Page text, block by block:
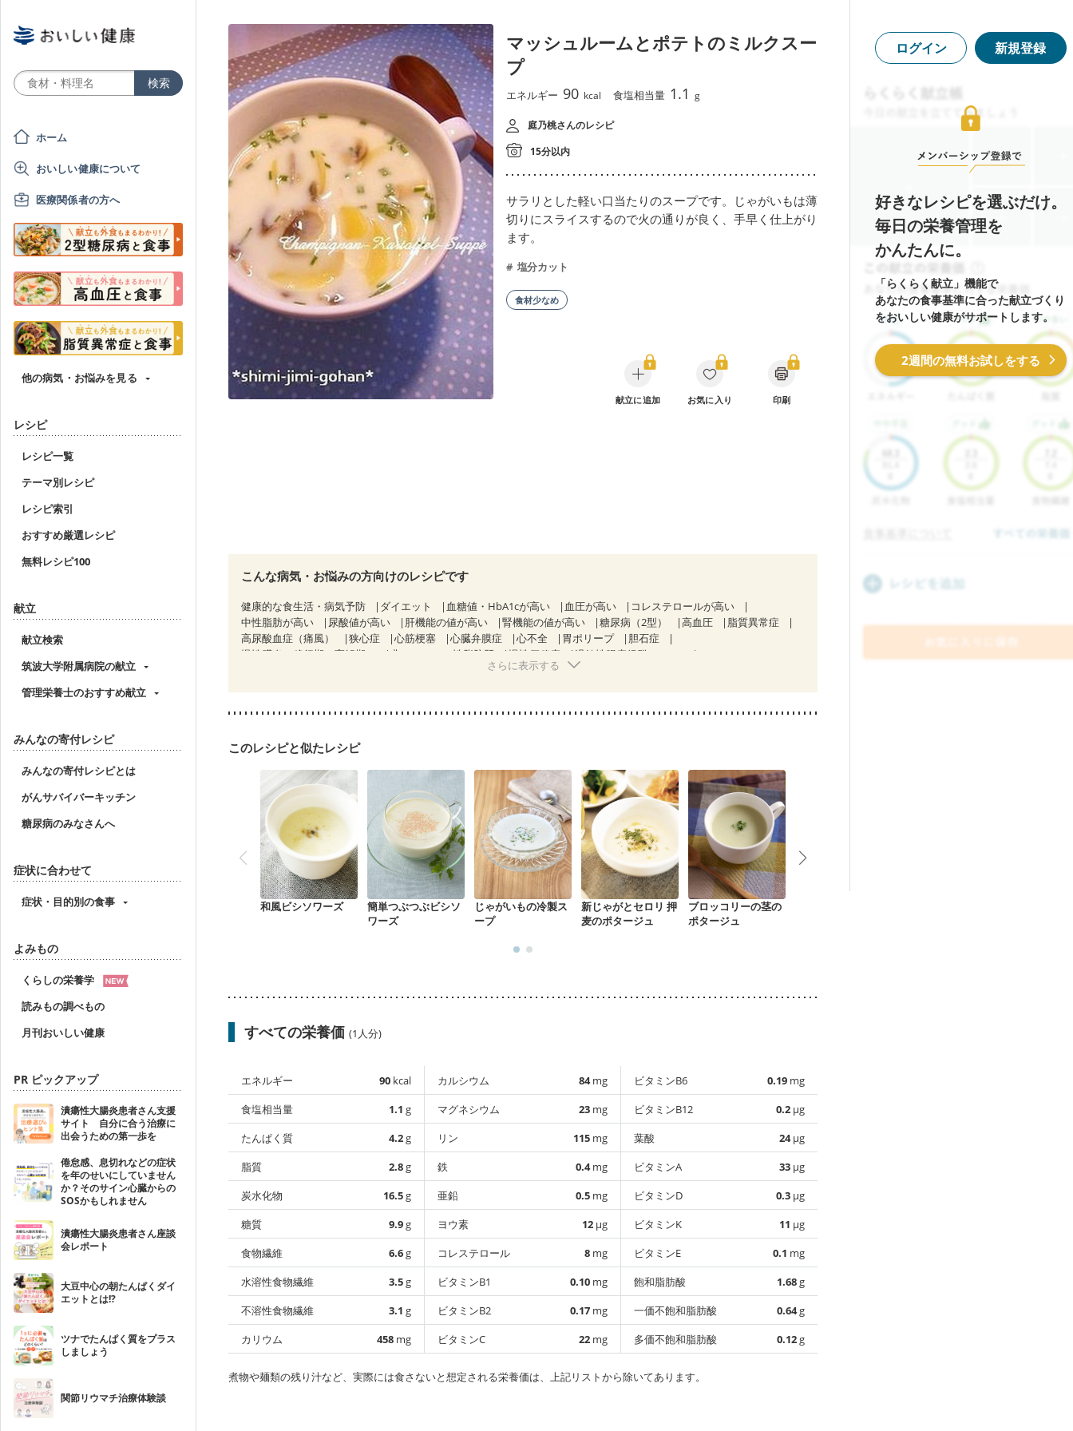
ホーム
おいしい健康について
医療関係者の方へ
他の病気・お悩みを見る
レシピ
レシピ一覧
テーマ別レシピ
レシピ索引
おすすめ厳選レシピ
無料レシピ100
献立
献立検索
筑波大学附属病院の献立
管理栄養士のおすすめ献立
みんなの寄付レシピ
みんなの寄付レシピとは
がんサバイバーキッチン
糖尿病のみなさんへ
症状に合わせて
症状・目的別の食事
よみもの
くらしの栄養学
読みもの調べもの
月刊おいしい健康
PR ピックアップ
潰瘍性大腸炎患者さん支援
サイト 自分に合う治療に
出会うための第一歩を
倦怠感、息切れなどの症状
を年のせいにしていません
か？そのサイン心臓からの
SOSかもしれません
潰瘍性大腸炎患者さん座談
会レポート
大豆中心の朝たんぱくダイ
エットとは!?
ツナでたんぱく質をプラス
しましょう
関節リウマチ治療体験談
マッシュルームとポテトのミルクスー
プ
エネルギー 90 kcal 食塩相当量 1.1 g
庭乃桃さんのレシピ
15分以内
サラリとした軽い口当たりのスープです。じゃがいもは薄
切りにスライスするので火の通りが良く、手早く仕上がり
ます。
塩分カット
食材少なめ
献立に追加 お気に入り 印刷
こんな病気・お悩みの方向けのレシピです
健康的な食生活・病気予防 ダイエット 血糖値・HbA1cが高い 血圧が高い
コレステロールが高い
中性脂肪が高い
尿酸値が高い 肝機能の値が高い 腎機能の値が高い 糖尿病（2型） 高血圧
脂質異常症
高尿酸血症（痛風）
狭心症 心筋梗塞 心臓弁膜症 心不全 胃ポリープ
胆石症
慢性膵炎（移行期・寛解期）
非アルコール性脂肪肝 慢性便秘症
過敏性腸症候群（IBS）
糖尿病性腎症（第２期）
フレイル（年齢に合わせた体作り）
低栄養予防 貧血対策 ニキビ・肌荒れ 妊活中 更年期
さらに表示する
このレシピと似たレシピ
和風ビシソワーズ
簡単つぶつぶビシソ
ワーズ
じゃがいもの冷製ス
ープ
新じゃがとセロリ 押
麦のポタージュ
ブロッコリーの茎の
ポタージュ
すべての栄養価 (1人分)
エネルギー 90 kcal
食塩相当量
1.1 g
たんぱく質
4.2g
脂質
2.8g
炭水化物
16.5g
糖質
9.9g
食物繊維
6.6g
水溶性食物繊維
3.5g
不溶性食物繊維
3.1 g
カリウム
458 mg
カルシウム 84mg
マグネシウム
23 mg
リン
115 mg
鉄
0.4mg
亜鉛
0.5 mg
ヨウ素
12 µg
コレステロール
8 mg
ビタミンB1
0.10 mg
ビタミンB2
0.17 mg
ビタミンC
22 mg
ビタミンB6 0.19 mg
ビタミンB12
0.2 µg
葉酸
24µg
ビタミンA
33 µg
ビタミンD
0.3 µg
ビタミンK
11 µg
ビタミンE
0.1 mg
飽和脂肪酸
1.68g
一価不飽和脂肪酸
0.64g
多価不飽和脂肪酸
0.12g
煮物や麺類の残り汁など、実際には食さないと想定される栄養価は、上記リストから除いてあります。
ログイン 新規登録
好きなレシピを選ぶだけ。
毎日の栄養管理を
かんたんに。
「らくらく献立」機能で
あなたの食事基準に合った献立づくり
をおいしい健康がサポートします。
2週間の無料お試しをする